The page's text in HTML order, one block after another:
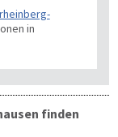
in
finden